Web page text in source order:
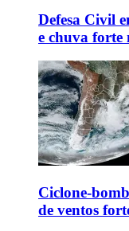
Defesa Civil
e chuva forte
Ciclone-
de ventos